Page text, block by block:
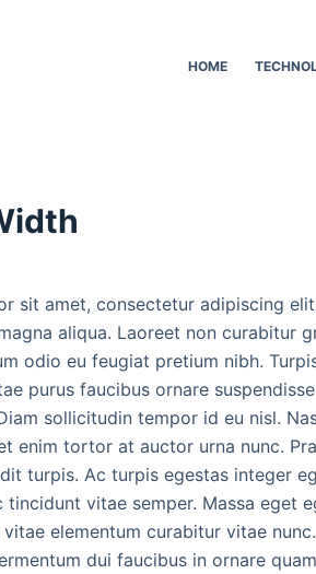
HOME
sit amet, consectetur adipiscing
aliqua. Laoreet non curabitur
odio eu feugiat pretium nibh.
purus faucibus ornare
sollicitudin tempor id eu nisl.
enim tortor at auctor urna nunc.
turpis. Ac turpis egestas integer
vitae semper. Massa eget
vitae elementum curabitur vitae
dui faucibus in ornare